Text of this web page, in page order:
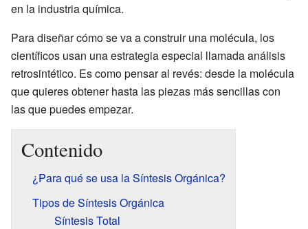
en la industria química.
Para diseñar cómo se va a construir una molécula, los
científicos usan una estrategia especial llamada análisis
retrosintético. Es como pensar al revés: desde la molécula
que quieres obtener hasta las piezas más sencillas con
las que puedes empezar.
Contenido
¿Para qué se usa la Síntesis Orgánica?
Tipos de Síntesis Orgánica
Síntesis Total